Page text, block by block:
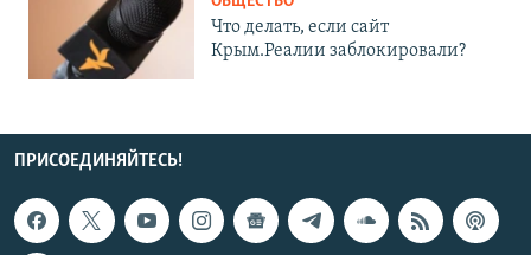
Что делать, если сайт
Крым.Реалии заблокировали?
ПРИСОЕДИНЯЙТЕСЬ!